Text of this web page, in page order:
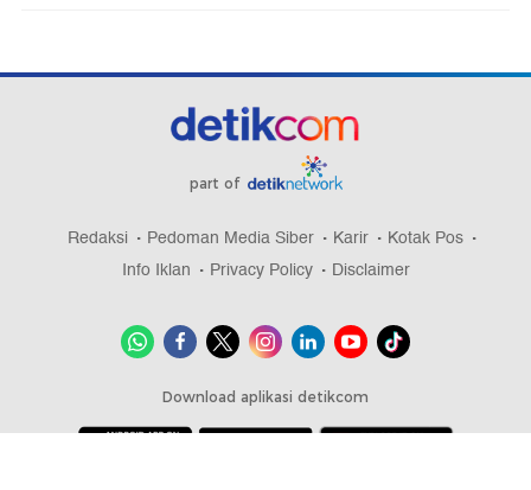
part of
Redaksi Pedoman Media Siber Karir
Kotak Pos
Info Iklan
Privacy Policy Disclaimer
Download aplikasi detikcom